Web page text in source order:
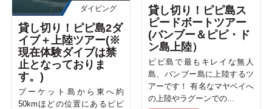
ダイビング
貸し切り！ピピ島2ダ
イブ＋上陸ツアー(※
現在体験ダイブは禁
止となっておりま
す。)
プーケット島から東へ約
50kmほどの位置にあるピピ
貸し切り！ピピ島ス
ピードボートツアー
(バンブー＆ピピ・ド
ン島上陸）
ピピ島で最もキレイな無人
島、バンブー島に上陸するツ
アーです！ 有名なマヤベイへ
の上陸やラグーンでの...